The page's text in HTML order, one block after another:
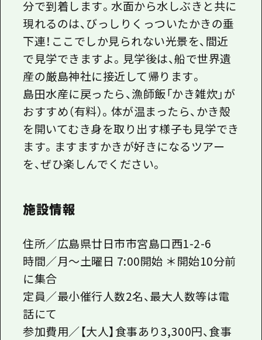
分で到着します。水面から水しぶきと共に
現れるのは、びっしりくっついたかきの垂
下連！ここでしか見られない光景を、間近
で見学できますよ。見学後は、船で世界遺
産の厳島神社に接近して帰ります。
島田水産に戻ったら、漁師飯「かき雑炊」が
おすすめ（有料）。体が温まったら、かき殻
を開いてむき身を取り出す様子も見学でき
ます。ますますかきが好きになるツアー
を、ぜひ楽しんでください。
施設情報
住所／広島県廿日市市宮島口西1-2-6
時間／月～土曜日 7:00開始 ＊開始10分前
に集合
定員／最小催行人数2名、最大人数等は電
話にて
参加費用／【大人】食事あり3,300円、食事